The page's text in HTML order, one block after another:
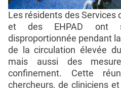
Les résidents des Services
et des EHPAD ont
disproportionnée pendant
de la circulation élevée
mais aussi des
confinement. Cette
chercheurs, de cliniciens